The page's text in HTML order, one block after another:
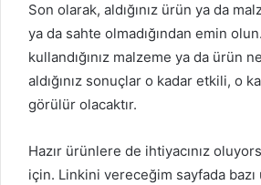
Son olarak, aldığınız ürün ya da
ya da sahte olmadığından emin
kullandığınız malzeme ya da ürün
aldığınız sonuçlar o kadar etkili, o
görülür olacaktır.
Hazır ürünlere de ihtiyacınız
için. Linkini vereceğim sayfada bazı